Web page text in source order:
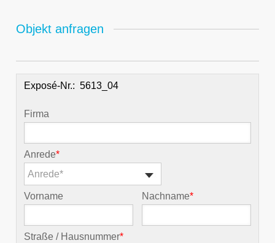
Objekt anfragen
Exposé-Nr.:
Firma
Anrede*
Anrede*
Vorname Nachname*
Straße / Hausnummer*